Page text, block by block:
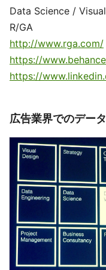
Data Science /
R/GA
http://www.rga.com/
https://
https://
広告業界でのデー